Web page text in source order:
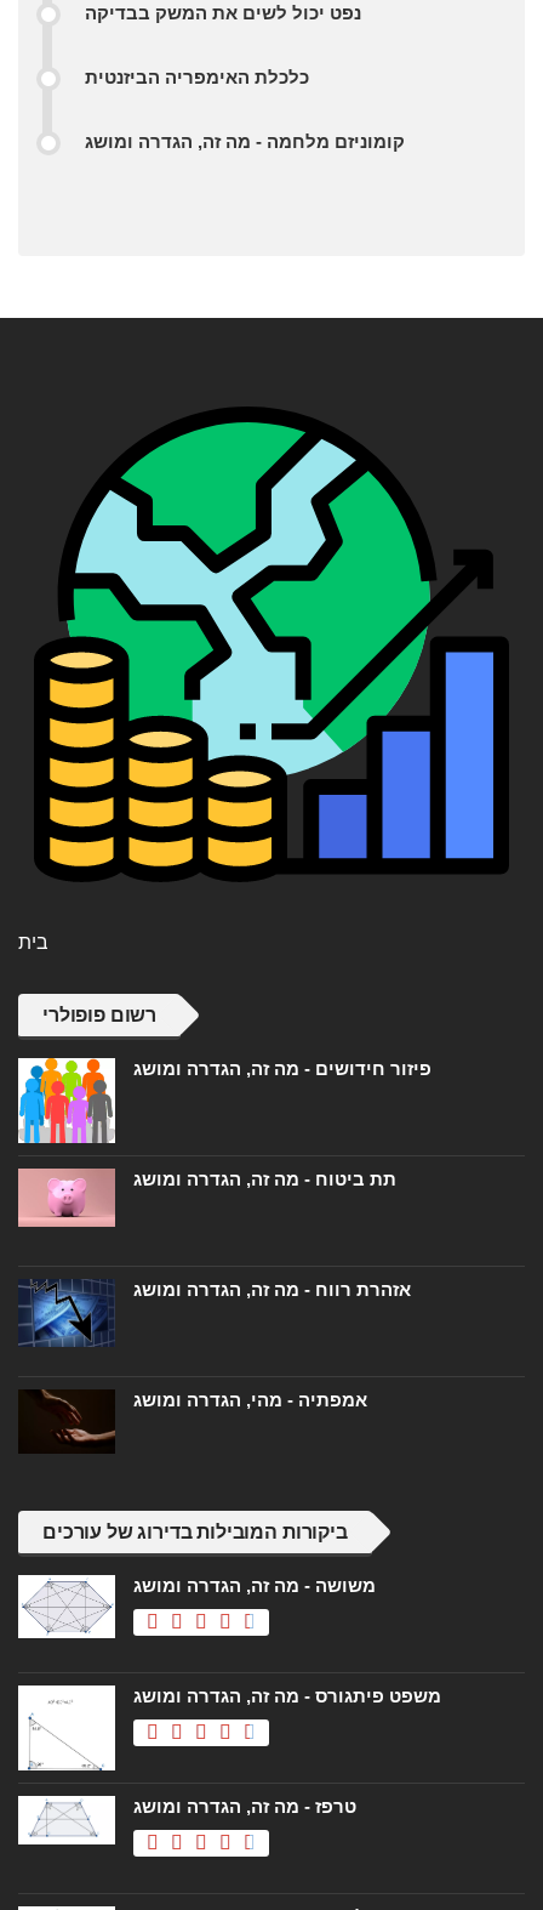
נפט יכול לשים את המשק בבדיקה
כלכלת האימפריה הביזנטית
קומוניזם מלחמה - מה זה, הגדרה ומושג
בית
רשום פופולרי
פיזור חידושים - מה זה, הגדרה ומושג
תת ביטוח - מה זה, הגדרה ומושג
אזהרת רווח - מה זה, הגדרה ומושג
אמפתיה - מהי, הגדרה ומושג
ביקורות המובילות בדירוג של עורכים
משושה - מה זה, הגדרה ומושג
משפט פיתגורס - מה זה, הגדרה ומושג
טרפז - מה זה, הגדרה ומושג